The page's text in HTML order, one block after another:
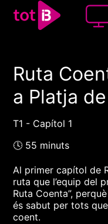
00:00 00:00
1x
Ruta
a Platja
T1 - Capítol 1
🕓 55 minuts
Al primer capítol de
ruta que l’equip del
Ruta Coenta”,
és sabut per tots
coent.